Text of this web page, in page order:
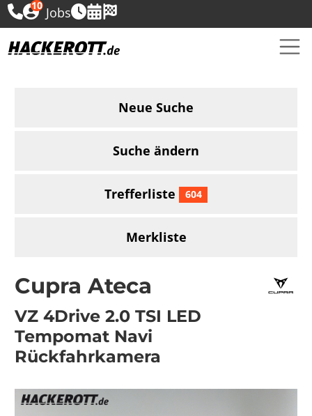
10 Jobs
Neue Suche
Suche ändern
Trefferliste 604
Merkliste
Cupra Ateca
VZ 4Drive 2.0 TSI LED
Tempomat Navi
Rückfahrkamera